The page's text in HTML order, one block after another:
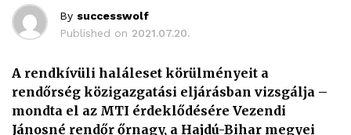
By successwolf
Published on 2021.07.20.
A rendkívüli haláleset körülményeit a
rendőrség közigazgatási eljárásban vizsgálja –
mondta el az MTI érdeklődésére Vezendi
Jánosné rendőr őrnagy, a Hajdú-Bihar megyei